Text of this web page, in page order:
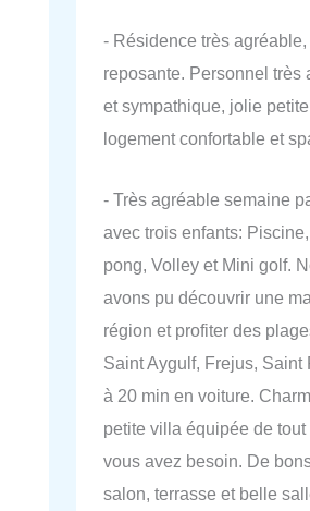
- Résidence très
reposante. Personnel très
et sympathique, jolie
logement confortable et
- Très agréable semaine
avec trois enfants:
pong, Volley et Mini golf.
avons pu découvrir une
région et profiter des
Saint Aygulf, Frejus, Saint
à 20 min en voiture.
petite villa équipée de tout
vous avez besoin. De
salon, terrasse et belle